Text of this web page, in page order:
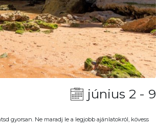
június 2 - 9
gyorsan. Ne maradj le a legjobb ajánlatokról, kövess